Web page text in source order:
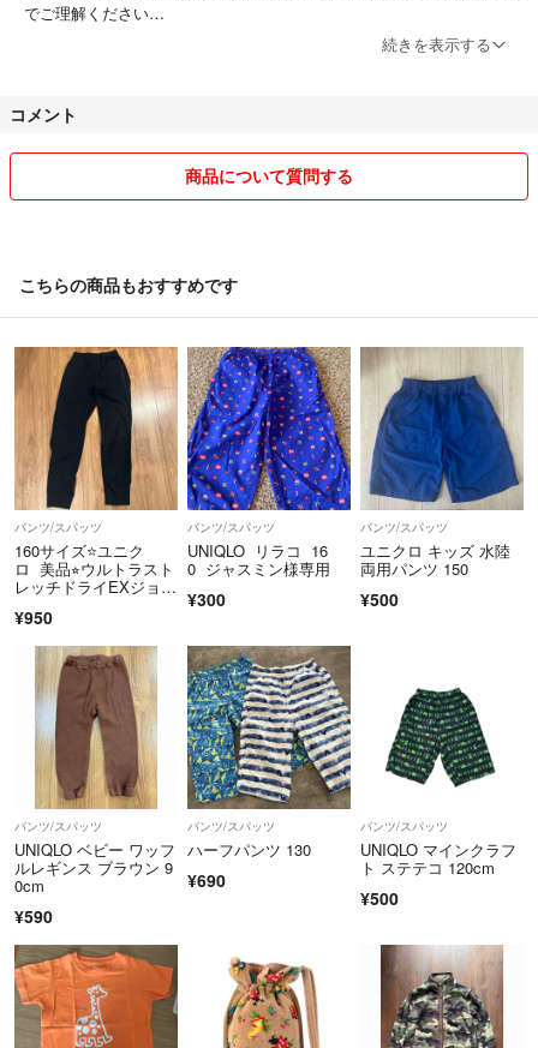
でご理解ください
3点以上で10%off
お願い致します。おまとめ割引は購入前に適用させていただきますので
予めご了承くださいませ。
またセール中はおまとめ購入より単品購入の方が優先される傾向があり
ます。早い者勝ちなので予めご了承ください。
★発送につきまして★
当方、仕事・家事・育児をしているため、現状日々が慌ただしく、ご質
問頂いてもコメントや発送が遅くなる傾向があります。発送については
基本的に表示している日数にて対応させていただいております。
育児中の環境をご理解頂ける方は大歓迎です^ ^
▼購入・返品・クレーム・配送トラブルにつきましてお品物に関しては
素人検品のため見落としがあるかもしれません。ご容赦ください。
※また購入希望ですとのコメントは残さなくて構いませんのでそのまま
購入申請をされてお待ちくださいますようお願い申し上げます。申請さ
れている一番先の方を優先させていただきます
また最近、購入申請後、キャンセルや支払いをしない方が出てきており
ます。当方では申請後のキャンセルは承っておりません。それでもキャ
ンセルされる方は「営業妨害疑いあり」と評価に表示させていただきま
すので予めお知らせさせて頂きます。
す。お客様の見当違いや気分によるものなどお客様都合に関しましての
ご返品はお客様負担でお願い致します。
また配送中に起きた事故については責任を負えません。調査の協力はさ
続きを表示する
コメント
商品について質問する
こちらの商品もおすすめです
パンツ/スパッツ
160サイズ⭐️ユニク
ロ 美品⭐︎ウルトラスト
レッチドライEXジョガ
¥950
パンツ/スパッツ
UNIQLO リラコ 16
0 ジャスミン様専用
¥300
パンツ/スパッツ
ユニクロ キッズ 水陸
両用パンツ 150
¥500
パンツ/スパッツ
UNIQLO ベビー ワッフ
ルレギンス ブラウン 9
0cm
¥590
パンツ/スパッツ
ハーフパンツ 130
¥690
パンツ/スパッツ
UNIQLO マインクラフ
ト ステテコ 120cm
¥500